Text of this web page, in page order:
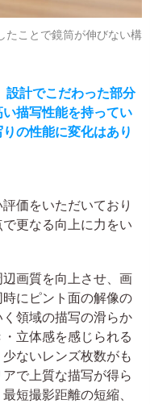
たことで鏡筒が伸びない構
計でこだわった部分
描写性能を持ってい
の性能に変化はあり
価をいただいており
更なる向上に力をい
画質を向上させ、画
にピント面の解像の
領域の描写の滑らか
立体感を感じられる
ないレンズ枚数がも
で上質な描写が得ら
短撮影距離の短縮、